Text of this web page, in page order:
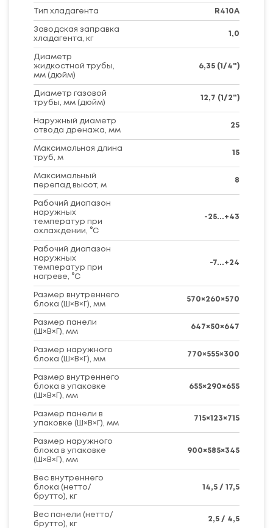
Тип хладагента R410A
Заводская заправка
хладагента, кг
1,0
Диаметр
жидкостной трубы,
мм (дюйм)
6,35 (1/4")
Диаметр газовой
трубы, мм (дюйм)
12,7 (1/2")
Наружный диаметр
отвода дренажа, мм
25
Максимальная длина
труб, м
15
Максимальный
перепад высот, м
8
Рабочий диапазон
наружных
температур при
охлаждении, °C
-25...+43
Рабочий диапазон
наружных
температур при
нагреве, °C
-7...+24
Размер внутреннего
блока (Ш×В×Г), мм
570×260×570
Размер панели
(Ш×В×Г), мм
647×50×647
Размер наружного
блока (Ш×В×Г), мм
770×555×300
Размер внутреннего
блока в упаковке
(Ш×В×Г), мм
655×290×655
Размер панели в
упаковке (Ш×В×Г), мм
715×123×715
Размер наружного
блока в упаковке
(Ш×В×Г), мм
900×585×345
Вес внутреннего
блока (нетто/
брутто), кг
14,5 / 17,5
Вес панели (нетто/
брутто), кг
2,5 / 4,5